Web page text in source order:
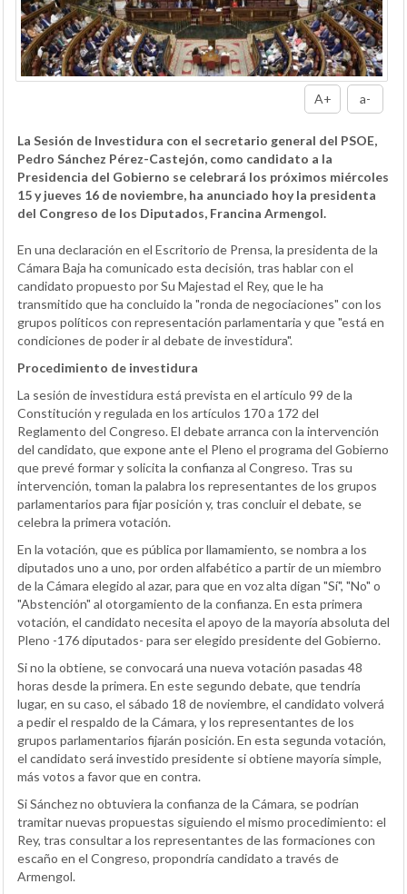
A+ a-
La Sesión de Investidura con el secretario general del PSOE,
Pedro Sánchez Pérez-Castejón, como candidato a la
Presidencia del Gobierno se celebrará los próximos miércoles
15 y jueves 16 de noviembre, ha anunciado hoy la presidenta
del Congreso de los Diputados, Francina Armengol.
En una declaración en el Escritorio de Prensa, la presidenta de la
Cámara Baja ha comunicado esta decisión, tras hablar con el
candidato propuesto por Su Majestad el Rey, que le ha
transmitido que ha concluido la "ronda de negociaciones" con los
grupos políticos con representación parlamentaria y que "está en
condiciones de poder ir al debate de investidura".
Procedimiento de investidura
La sesión de investidura está prevista en el artículo 99 de la
Constitución y regulada en los artículos 170 a 172 del
Reglamento del Congreso. El debate arranca con la intervención
del candidato, que expone ante el Pleno el programa del Gobierno
que prevé formar y solicita la confianza al Congreso. Tras su
intervención, toman la palabra los representantes de los grupos
parlamentarios para fijar posición y, tras concluir el debate, se
celebra la primera votación.
En la votación, que es pública por llamamiento, se nombra a los
diputados uno a uno, por orden alfabético a partir de un miembro
de la Cámara elegido al azar, para que en voz alta digan "Sí", "No" o
"Abstención" al otorgamiento de la confianza. En esta primera
votación, el candidato necesita el apoyo de la mayoría absoluta del
Pleno -176 diputados- para ser elegido presidente del Gobierno.
Si no la obtiene, se convocará una nueva votación pasadas 48
horas desde la primera. En este segundo debate, que tendría
lugar, en su caso, el sábado 18 de noviembre, el candidato volverá
a pedir el respaldo de la Cámara, y los representantes de los
grupos parlamentarios fijarán posición. En esta segunda votación,
el candidato será investido presidente si obtiene mayoría simple,
más votos a favor que en contra.
Si Sánchez no obtuviera la confianza de la Cámara, se podrían
tramitar nuevas propuestas siguiendo el mismo procedimiento: el
Rey, tras consultar a los representantes de las formaciones con
escaño en el Congreso, propondría candidato a través de
Armengol.